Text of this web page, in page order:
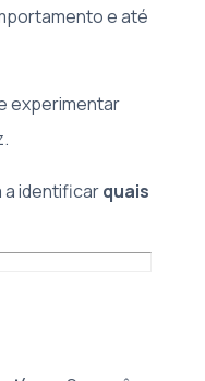
e até
experimentar
a identificarquais